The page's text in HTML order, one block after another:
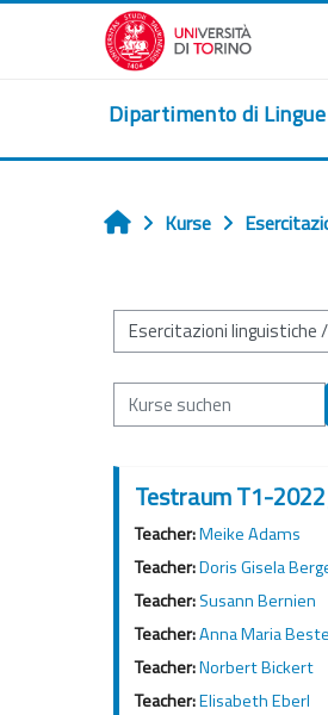
Zum Hauptinhalt
Dipartimento di
Startseite
Kurse
Kursbereiche
Kurse suchen
Testraum T1-
Teacher:Meike Adams
Teacher:Doris Gisela
Teacher:Susann Bernien
Teacher:Anna Maria Beste
Teacher:Norbert Bickert
Teacher:Elisabeth Eberl